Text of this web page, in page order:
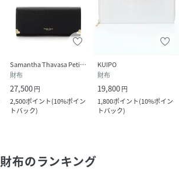
Samantha Thavasa Petit Choice
財布
27,500円
2,500ポイント(10%ポイン
トバック)
KUIPO
財布
19,800円
1,800ポイント(10%ポイン
トバック)
財布のランキング